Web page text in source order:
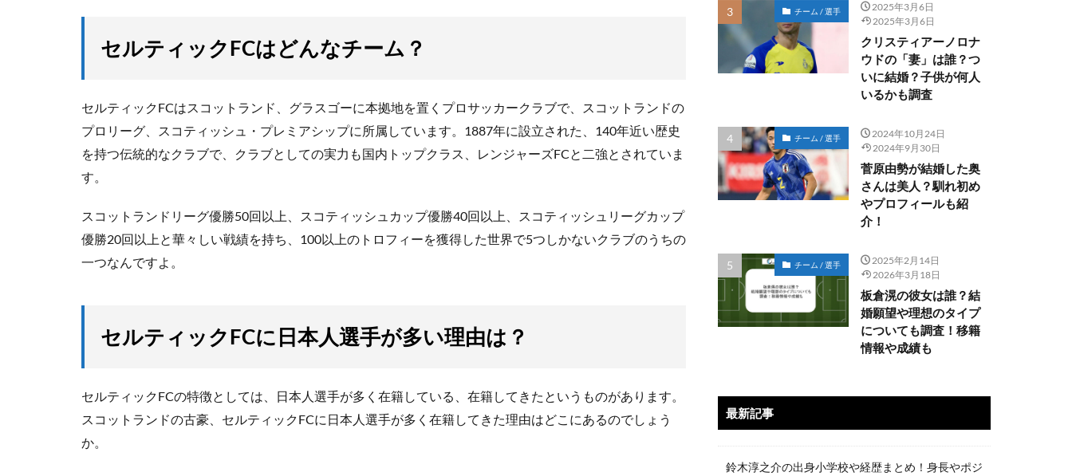
セルティックFCはどんなチーム？
セルティックFCはスコットランド、グラスゴーに本拠地を置くプロサッカークラブで、スコットランドの
プロリーグ、スコティッシュ・プレミアシップに所属しています。1887年に設立された、140年近い歴史
を持つ伝統的なクラブで、クラブとしての実力も国内トップクラス、レンジャーズFCと二強とされていま
す。
スコットランドリーグ優勝50回以上、スコティッシュカップ優勝40回以上、スコティッシュリーグカップ
優勝20回以上と華々しい戦績を持ち、100以上のトロフィーを獲得した世界で5つしかないクラブのうちの
一つなんですよ。
セルティックFCに日本人選手が多い理由は？
セルティックFCの特徴としては、日本人選手が多く在籍している、在籍してきたというものがあります。
スコットランドの古豪、セルティックFCに日本人選手が多く在籍してきた理由はどこにあるのでしょう
か。
チーム / 選手
2025年3月6日
2025年3月6日
クリスティアーノロナ
ウドの「妻」は誰？つ
いに結婚？子供が何人
いるかも調査
チーム / 選手
2024年10月24日
2024年9月30日
菅原由勢が結婚した奥
さんは美人？馴れ初め
やプロフィールも紹
介！
チーム / 選手
2025年2月14日
2026年3月18日
板倉滉の彼女は誰？結
婚願望や理想のタイプ
についても調査！移籍
情報や成績も
最新記事
鈴木淳之介の出身小学校や経歴まとめ！身長やポジ